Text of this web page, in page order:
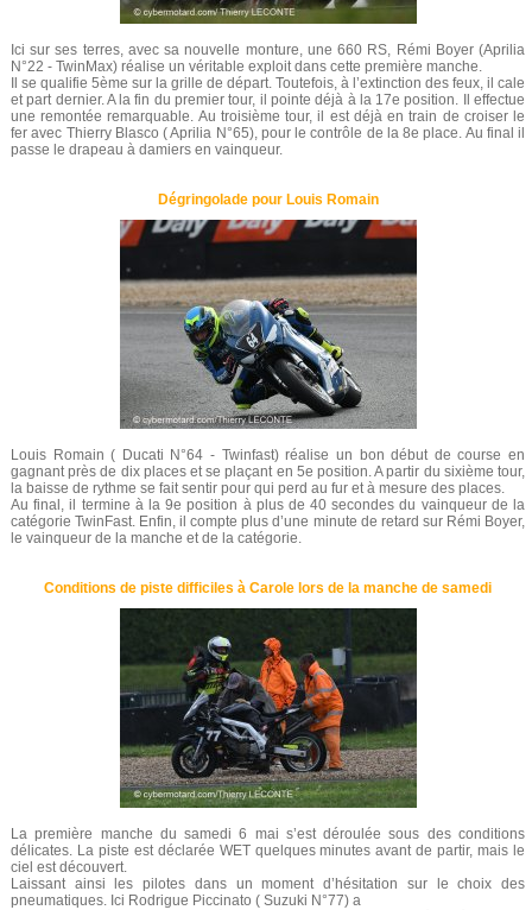
Ici sur ses terres, avec sa nouvelle monture, une 660 RS, Rémi Boyer (Aprilia
N°22 - TwinMax) réalise un véritable exploit dans cette première manche.
Il se qualifie 5ème sur la grille de départ. Toutefois, à l’extinction des feux, il cale
et part dernier. A la fin du premier tour, il pointe déjà à la 17e position. Il effectue
une remontée remarquable. Au troisième tour, il est déjà en train de croiser le
fer avec Thierry Blasco ( Aprilia N°65), pour le contrôle de la 8e place. Au final il
passe le drapeau à damiers en vainqueur.
Dégringolade pour Louis Romain
Louis Romain ( Ducati N°64 - Twinfast) réalise un bon début de course en
gagnant près de dix places et se plaçant en 5e position. A partir du sixième tour,
la baisse de rythme se fait sentir pour qui perd au fur et à mesure des places.
Au final, il termine à la 9e position à plus de 40 secondes du vainqueur de la
catégorie TwinFast. Enfin, il compte plus d’une minute de retard sur Rémi Boyer,
le vainqueur de la manche et de la catégorie.
Conditions de piste difficiles à Carole lors de la manche de samedi
La première manche du samedi 6 mai s’est déroulée sous des conditions
délicates. La piste est déclarée WET quelques minutes avant de partir, mais le
ciel est découvert.
Laissant ainsi les pilotes dans un moment d’hésitation sur le choix des
pneumatiques. Ici Rodrigue Piccinato ( Suzuki N°77) a